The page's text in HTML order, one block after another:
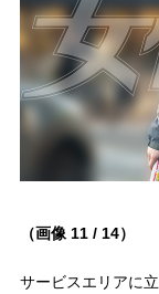
（画像 11 / 14）
サービスエリアに